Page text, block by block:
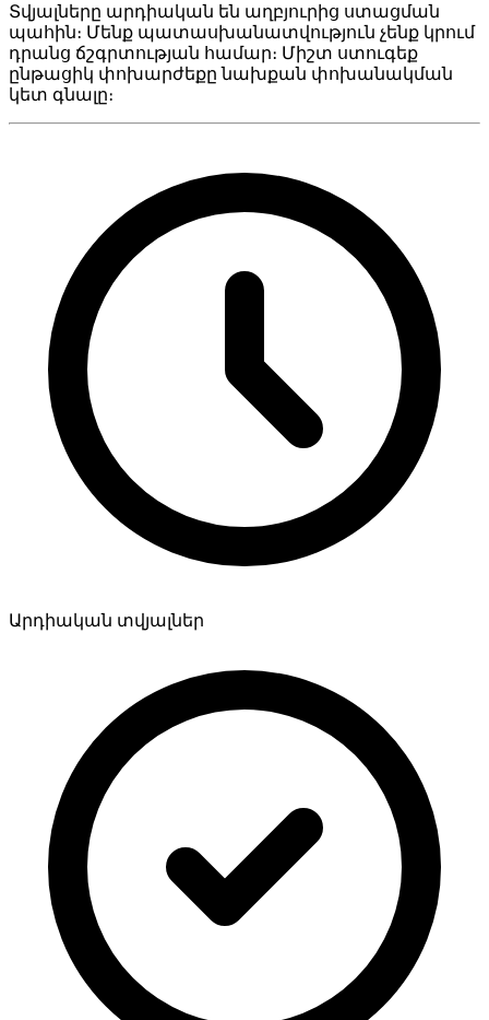
Տվյալները արդիական են աղբյուրից ստացման
պահին։ Մենք պատասխանատվություն չենք կրում
դրանց ճշգրտության համար։ Միշտ ստուգեք
ընթացիկ փոխարժեքը նախքան փոխանակման
կետ գնալը։
Արդիական տվյալներ